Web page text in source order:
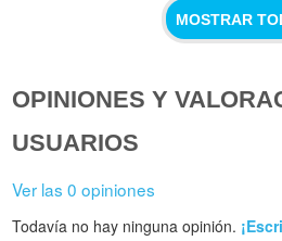
MOSTRAR
OPINIONES Y
USUARIOS
Ver las 0 opiniones
Todavía no hay ninguna opinión.